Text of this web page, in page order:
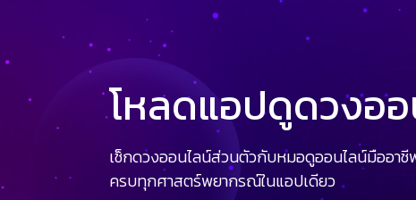
โหลดแอปดูดวงอ
เช็กดวงออนไลน์ส่วนตัวกับหมอดูออนไลน์มืออาชี
ครบทุกศาสตร์พยากรณ์ในแอปเดียว